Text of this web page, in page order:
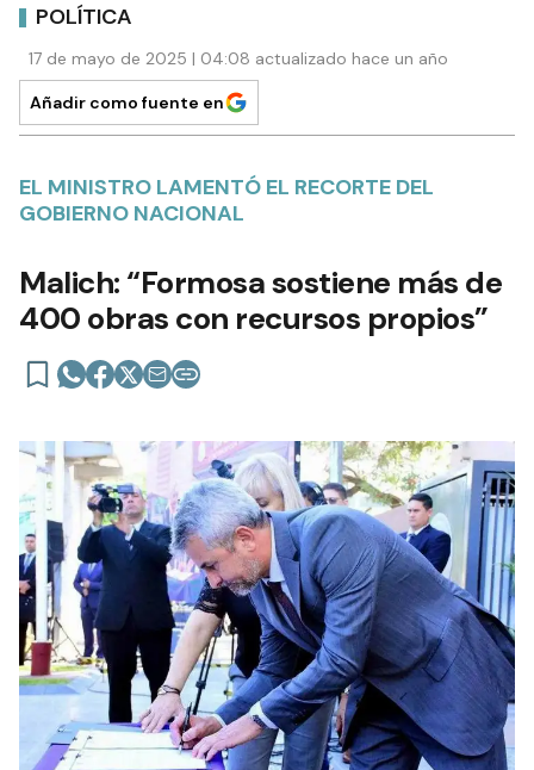
POLÍTICA
17 de mayo de 2025 | 04:08 actualizado hace un año
Añadir como fuente en
EL MINISTRO LAMENTÓ EL RECORTE DEL
GOBIERNO NACIONAL
Malich: “Formosa sostiene más de
400 obras con recursos propios”